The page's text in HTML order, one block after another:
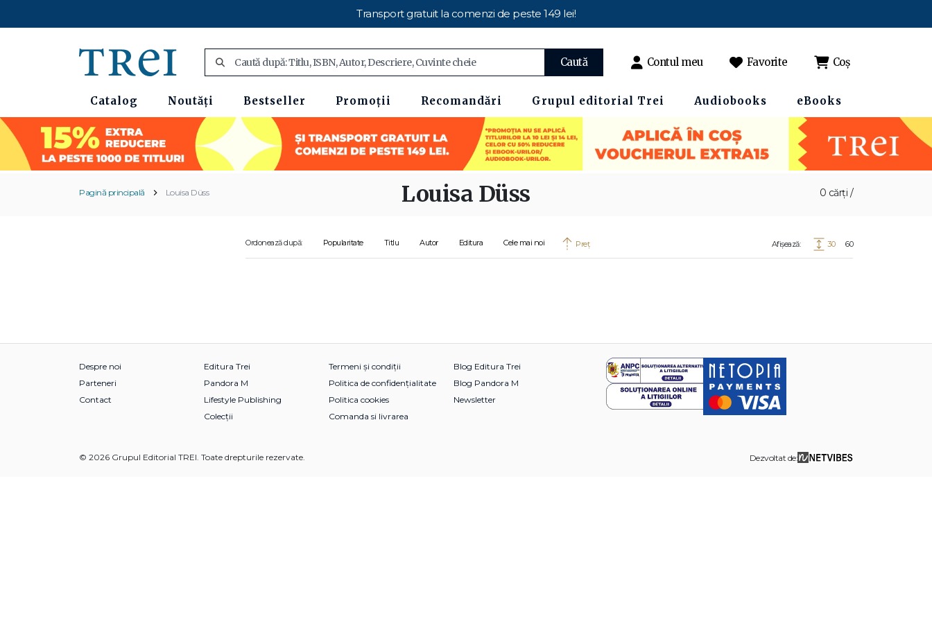
Transport gratuit la comenzi de peste 149 lei!
Caută Contul meu Favorite Coș
Catalog Noutăți Bestseller Promoții Recomandări Grupul editorial Trei Audiobooks eBooks
Pagină principală Louisa Düss 0 cărți /
Louisa Düss
Ordonează după: Popularitate Titlu Autor Editura Cele mai noi Preț Afișează: 30 60
Despre noi
Parteneri
Contact
Editura Trei
Pandora M
Lifestyle Publishing
Colecții
Termeni și condiții
Politica de confidențialitate
Politica cookies
Comanda si livrarea
Blog Editura Trei
Blog Pandora M
Newsletter
© 2026 Grupul Editorial TREI. Toate drepturile rezervate. Dezvoltat de: